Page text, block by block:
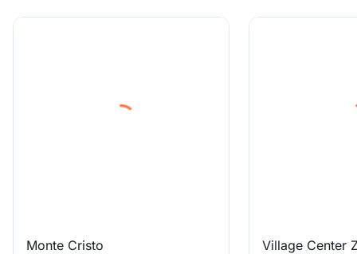
Monte Cristo Village Center